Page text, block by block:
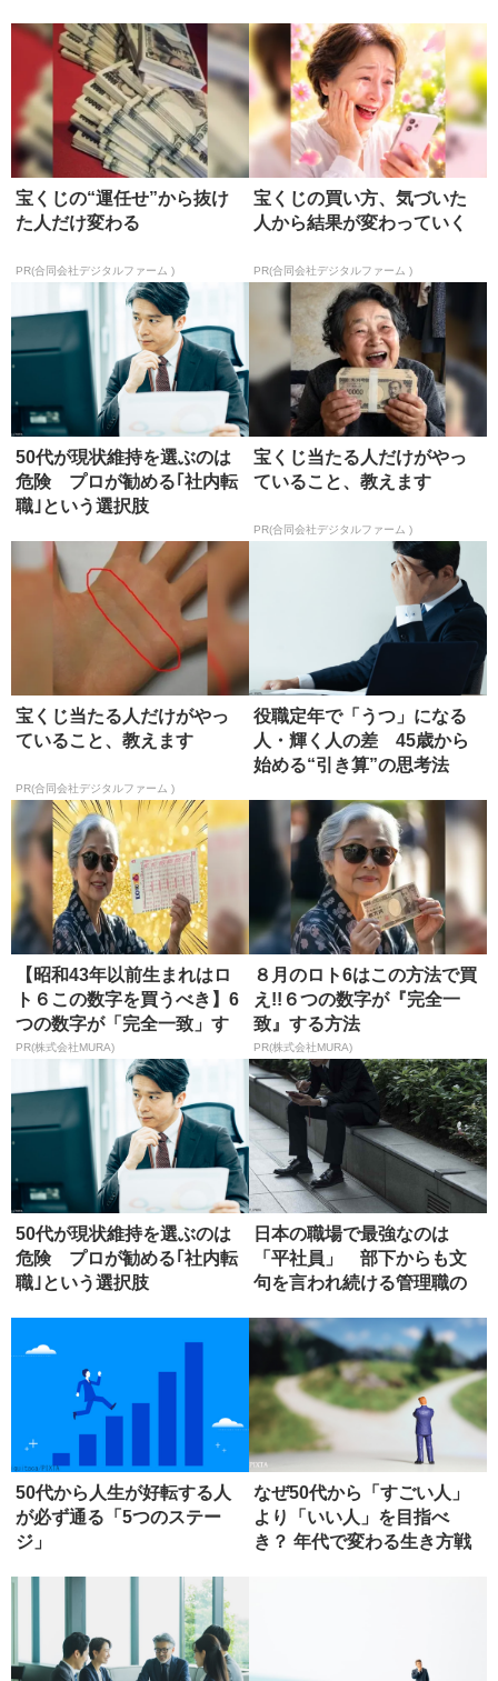
宝くじの“運任せ”から抜け
た人だけ変わる
PR(合同会社デジタルファーム )
宝くじの買い方、気づいた
人から結果が変わっていく
PR(合同会社デジタルファーム )
50代が現状維持を選ぶのは
危険 プロが勧める｢社内転
職｣という選択肢
宝くじ当たる人だけがやっ
ていること、教えます
PR(合同会社デジタルファーム )
宝くじ当たる人だけがやっ
ていること、教えます
PR(合同会社デジタルファーム )
役職定年で「うつ」になる
人・輝く人の差 45歳から
始める“引き算”の思考法
【昭和43年以前生まれはロ
ト６この数字を買うべき】6
つの数字が「完全一致」す
る方...
PR(株式会社MURA)
８月のロト6はこの方法で買
え!!６つの数字が『完全一
致』する方法
PR(株式会社MURA)
50代が現状維持を選ぶのは
危険 プロが勧める｢社内転
職｣という選択肢
日本の職場で最強なのは
「平社員」 部下からも文
句を言われ続ける管理職の
50代から人生が好転する人
が必ず通る「5つのステー
ジ」
なぜ50代から「すごい人」
より「いい人」を目指べ
き？ 年代で変わる生き方戦